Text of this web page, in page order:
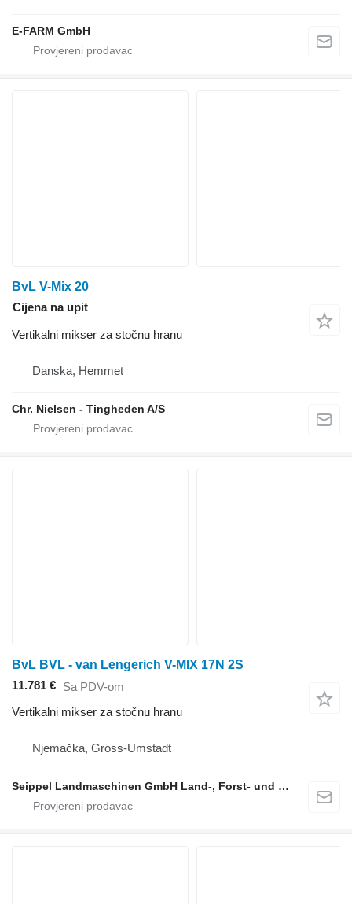
E-FARM GmbH
BvL V-Mix 20
Cijena na upit
Vertikalni mikser za stočnu hranu
Danska, Hemmet
Chr. Nielsen - Tingheden A/S
BvL BVL - van Lengerich V-MIX 17N 2S
11.781 € Sa PDV-om
Vertikalni mikser za stočnu hranu
Njemačka, Gross-Umstadt
Seippel Landmaschinen GmbH Land-, Forst- und Gartentechnik